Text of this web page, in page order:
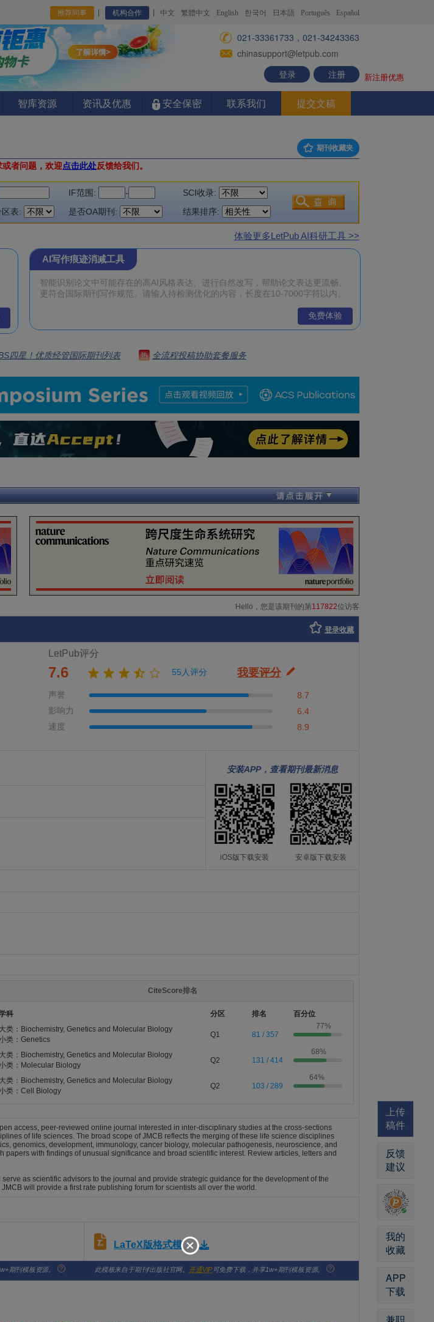
推荐同事 机构合作 中文 繁體中文 English 한국어 日本語 Português Español
021-33361733，021-34243363
chinasupport@letpub.com
登录
注册 新注册优惠
智库资源 资讯及优惠 安全保密 联系我们 提交文稿
期刊收藏夹
者问题，欢迎点击此处反馈给我们。
IF范围: -
SCI收录:
表: 是否OA期刊: 结果排序:
体验更多LetPub AI科研工具 >>
AI写作痕迹消减工具
免费体验
四星！优质经管国际期刊列表 热 全流程投稿协助套餐服务
Hello，您是该期刊的第117822位访客
登录收藏
LetPub评分
7.6 55人评分 我要评分
声誉
8.7
影响力
6.4
速度
8.9
安装APP，查看期刊最新消息
iOS版下载安装 安卓版下载安装
CiteScore排名
科 分区 排名
百分位
大类：Biochemistry, Genetics and Molecular Biology
类：Genetics
Q1 81 / 357
77%
大类：Biochemistry, Genetics and Molecular Biology
类：Molecular Biology
Q2 131 / 414
68%
大类：Biochemistry, Genetics and Molecular Biology
类：Cell Biology
Q2 103 / 289
64%
access, peer-reviewed online journal interested in inter-disciplinary studies at the cross-sections
of life sciences. The broad scope of JMCB reflects the merging of these life science disciplines
genomics, development, immunology, cancer biology, molecular pathogenesis, neuroscience, and
with findings of unusual significance and broad scientific interest. Review articles, letters and
as scientific advisors to the journal and provide strategic guidance for the development of the
will provide a first rate publishing forum for scientists all over the world.
LaTeX版格式模板
期刊模板资源。 此模板来自于期刊/出版社官网。 开通VIP 可免费下载，并享1w+期刊模板资源。
上传
稿件
反馈
建议
我的
收藏
APP
下载